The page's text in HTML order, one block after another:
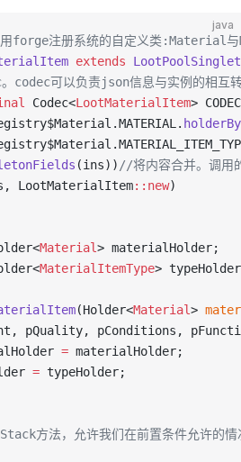
java
用forge注册系统的自定义类:Material
extends
codec可以负责json信息与实例的相互
Codec<LootMaterialItem>
(ins)) //将内容合并。调用
LootMaterialItem::new)
Material> materialHolder;
MaterialItemType>
(Holder<Material>
pQuality, pConditions,
= materialHolder;
= typeHolder;
方法，允许我们在前置条件允许的情